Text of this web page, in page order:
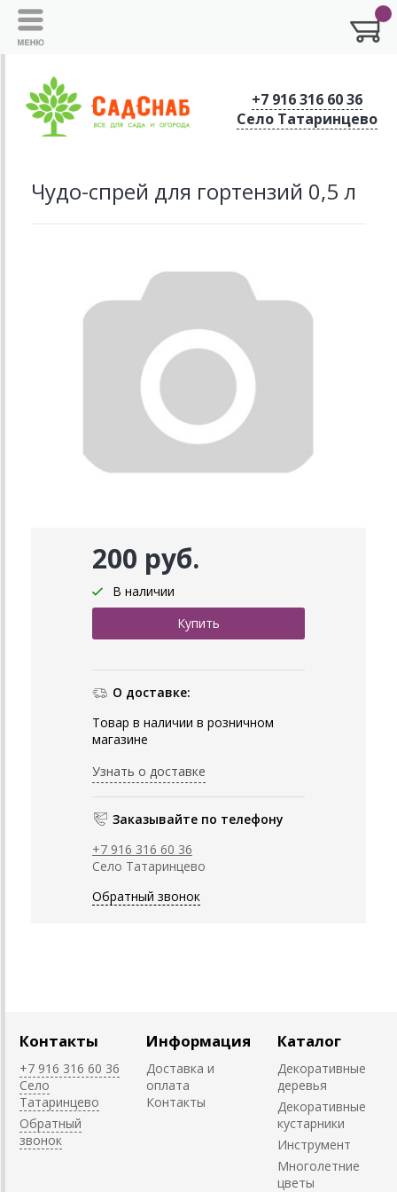
+7 916 316 60 36
Село Татаринцево
Чудо-спрей для гортензий 0,5 л
200 руб.
В наличии
О доставке:
Товар в наличии в розничном
магазине
Узнать о доставке
Заказывайте по телефону
+7 916 316 60 36
Село Татаринцево
Обратный звонок
Контакты
+7 916 316 60 36
Село
Татаринцево
Обратный
звонок
Информация
Доставка и
оплата
Контакты
Каталог
Декоративные
деревья
Декоративные
кустарники
Инструмент
Многолетние
цветы